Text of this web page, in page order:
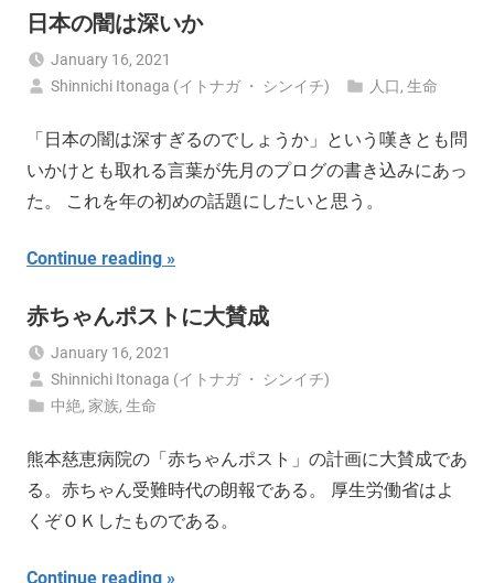
日本の闇は深いか
January 16, 2021
Shinnichi Itonaga (イトナガ ・ シンイチ)
人口,生命
「日本の闇は深すぎるのでしょうか」という嘆きとも問
いかけとも取れる言葉が先月のプログの書き込みにあっ
た。 これを年の初めの話題にしたいと思う。
Continue reading
赤ちゃんポストに大賛成
January 16, 2021
Shinnichi Itonaga (イトナガ ・ シンイチ)
中絶,家族,生命
熊本慈恵病院の「赤ちゃんポスト」の計画に大賛成であ
る。赤ちゃん受難時代の朗報である。 厚生労働省はよ
くぞＯＫしたものである。
Continue reading